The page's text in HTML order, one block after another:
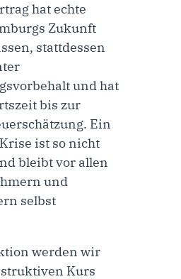
hat echte
Zukunft
stattdessen
und hat
bis zur
Ein
ist so nicht
bleibt vor allen
und
selbst
werden wir
Kurs